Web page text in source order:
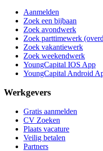
Aanmelden
Zoek een bijbaan
Zoek avondwerk
Zoek parttimewerk
Zoek vakantiewerk
Zoek weekendwerk
YoungCapital IOS App
YoungCapital Android
Werkgevers
Gratis aanmelden
CV Zoeken
Plaats vacature
Veilig betalen
Partners